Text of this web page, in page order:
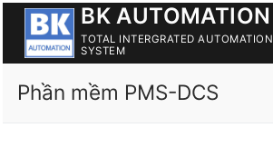
Skip
content
BK AUTOMATION
TOTAL INTERGRATED AUTOMATION
SYSTEM
Phần mềm PMS-DCS